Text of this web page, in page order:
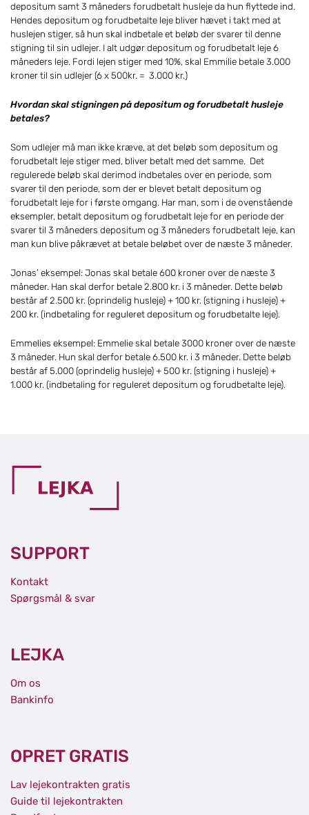
depositum samt 3 måneders forudbetalt husleje da hun flyttede ind.
Hendes depositum og forudbetalte leje bliver hævet i takt med at
huslejen stiger, så hun skal indbetale et beløb der svarer til denne
stigning til sin udlejer. I alt udgør depositum og forudbetalt leje 6
måneders leje. Fordi lejen stiger med 10%, skal Emmilie betale 3.000
kroner til sin udlejer (6 x 500kr. = 3.000 kr.)
Hvordan skal stigningen på depositum og forudbetalt husleje
betales?
Som udlejer må man ikke kræve, at det beløb som depositum og
forudbetalt leje stiger med, bliver betalt med det samme. Det
regulerede beløb skal derimod indbetales over en periode, som
svarer til den periode, som der er blevet betalt depositum og
forudbetalt leje for i første omgang. Har man, som i de ovenstående
eksempler, betalt depositum og forudbetalt leje for en periode der
svarer til 3 måneders depositum og 3 måneders forudbetalt leje, kan
man kun blive påkrævet at betale beløbet over de næste 3 måneder.
Jonas’ eksempel: Jonas skal betale 600 kroner over de næste 3
måneder. Han skal derfor betale 2.800 kr. i 3 måneder. Dette beløb
består af 2.500 kr. (oprindelig husleje) + 100 kr. (stigning i husleje) +
200 kr. (indbetaling for reguleret depositum og forudbetalte leje).
Emmelies eksempel: Emmelie skal betale 3000 kroner over de næste
3 måneder. Hun skal derfor betale 6.500 kr. i 3 måneder. Dette beløb
består af 5.000 (oprindelig husleje) + 500 kr. (stigning i husleje) +
1.000 kr. (indbetaling for reguleret depositum og forudbetalte leje).
SUPPORT
Kontakt
Spørgsmål & svar
LEJKA
Om os
Bankinfo
OPRET GRATIS
Lav lejekontrakten gratis
Guide til lejekontrakten